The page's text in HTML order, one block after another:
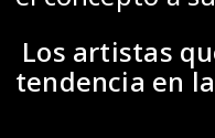
Los artistas
tendencia en